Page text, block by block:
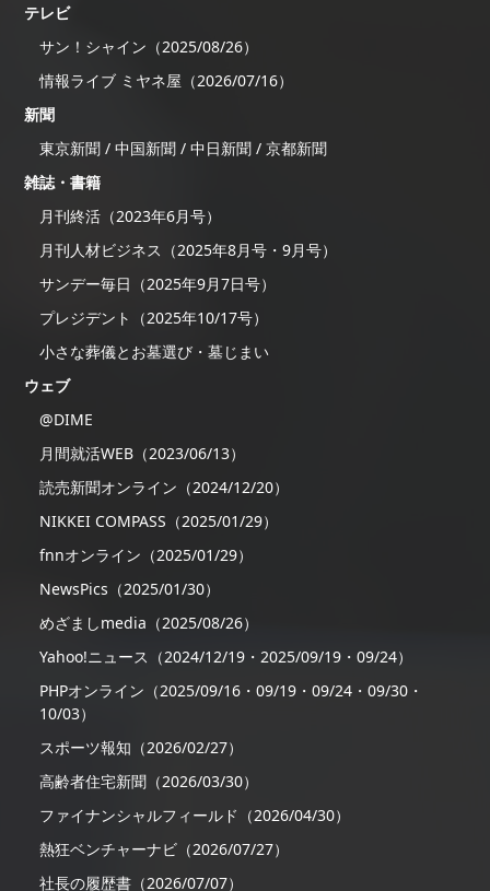
テレビ
サン！シャイン（2025/08/26）
情報ライブ ミヤネ屋（2026/07/16）
新聞
東京新聞 / 中国新聞 / 中日新聞 / 京都新聞
雑誌・書籍
月刊終活（2023年6月号）
月刊人材ビジネス（2025年8月号・9月号）
サンデー毎日（2025年9月7日号）
プレジデント（2025年10/17号）
小さな葬儀とお墓選び・墓じまい
ウェブ
@DIME
月間就活WEB（2023/06/13）
読売新聞オンライン（2024/12/20）
NIKKEI COMPASS（2025/01/29）
fnnオンライン（2025/01/29）
NewsPics（2025/01/30）
めざましmedia（2025/08/26）
Yahoo!ニュース（2024/12/19・2025/09/19・09/24）
PHPオンライン（2025/09/16・09/19・09/24・09/30・
10/03）
スポーツ報知（2026/02/27）
高齢者住宅新聞（2026/03/30）
ファイナンシャルフィールド（2026/04/30）
熱狂ベンチャーナビ（2026/07/27）
社長の履歴書（2026/07/07）